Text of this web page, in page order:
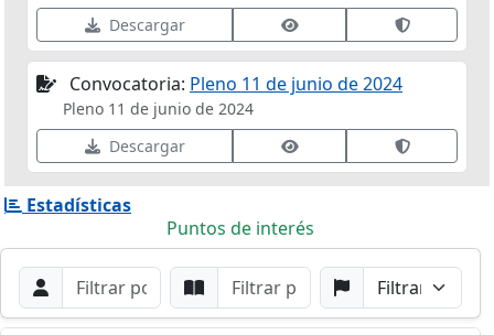
Descargar
Ver datos de firmaValidar
Convocatoria: Pleno 11 de junio de 2024
Pleno 11 de junio de 2024
Descargar
Ver datos de firmaValidar
Estadísticas
Puntos de interés
Filtros de búsqueda
Buscar por OradorBuscar por Punto Buscar por Partido
Buscar